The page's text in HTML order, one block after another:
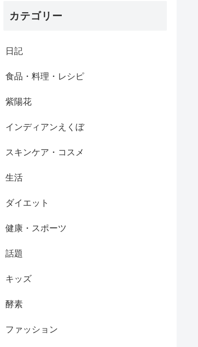
カテゴリー
日記
食品・料理・レシピ
紫陽花
インディアンえくぼ
スキンケア・コスメ
生活
ダイエット
健康・スポーツ
話題
キッズ
酵素
ファッション